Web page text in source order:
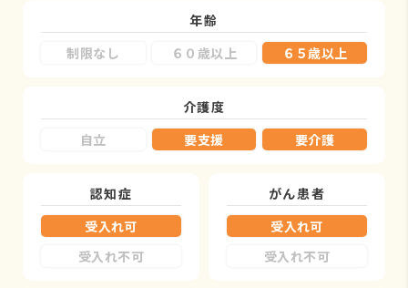
年齢
制限なし
６０歳以上 ６５歳以上
介護度
自立
要支援 要介護
認知症
受入れ可
受入れ不可
がん患者
受入れ可
受入れ不可